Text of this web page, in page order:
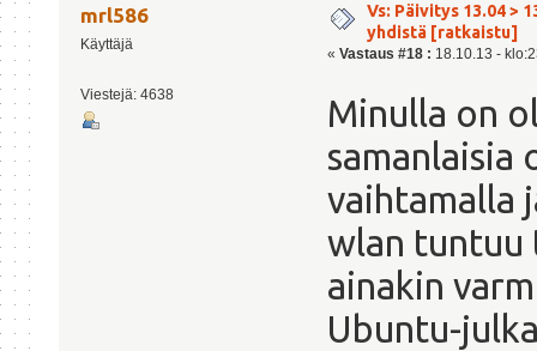
mrl586
Käyttäjä
Viestejä: 4638
Vs: Päivitys 13.04 >
yhdistä [ratkaistu]
« Vastaus #18 : 18.10.13 -
Minulla on
samanlaisia
vaihtamalla
wlan tuntuu
ainakin
Ubuntu-